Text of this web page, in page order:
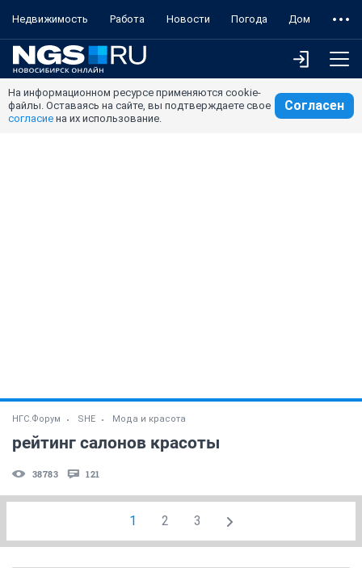
Недвижимость Работа Новости Погода Дом
На информационном ресурсе применяются cookie-
файлы. Оставаясь на сайте, вы подтверждаете свое
согласие на их использование.
Согласен
НГС.Форум SHE Мода и красота
рейтинг салонов красоты
38783 121
1 2 3